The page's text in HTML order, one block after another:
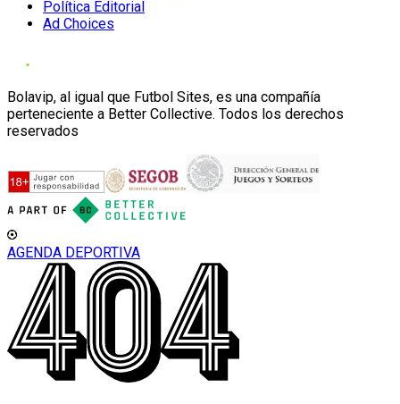
Política Editorial
Ad Choices
Bolavip, al igual que Futbol Sites, es una compañía
perteneciente a Better Collective. Todos los derechos
reservados
AGENDA DEPORTIVA